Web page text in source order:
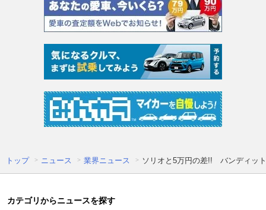
トップ ニュース 業界ニュース ソリオと5万円の差!! バンディッ
カテゴリからニュースを探す